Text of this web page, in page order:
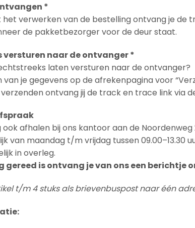
*
het verwerken van de bestelling ontvang je de
de pakketbezorger voor de deur staat.
versturen naar de ontvanger *
laten versturen naar de ontvanger?
van je gegevens op de afrekenpagina voor
ontvang jij de track en trace link
afhalen bij ons kantoor aan de Noordenweg
van maandag t/m vrijdag tussen 09.00–13.30
in overleg.
gereed is ontvang je van ons een berichtje
t/m 4 stuks als brievenbuspost naar één